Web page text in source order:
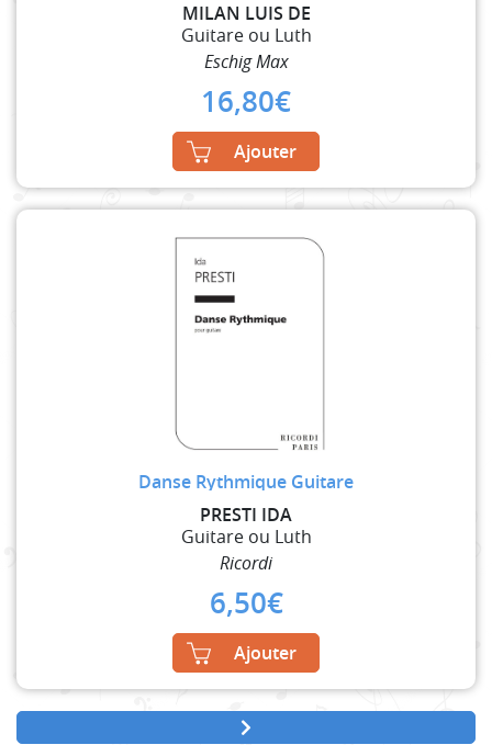
MILAN LUIS DE
Guitare ou Luth
Eschig Max
16,80€
Ajouter
Danse Rythmique Guitare
PRESTI IDA
Guitare ou Luth
Ricordi
6,50€
Ajouter